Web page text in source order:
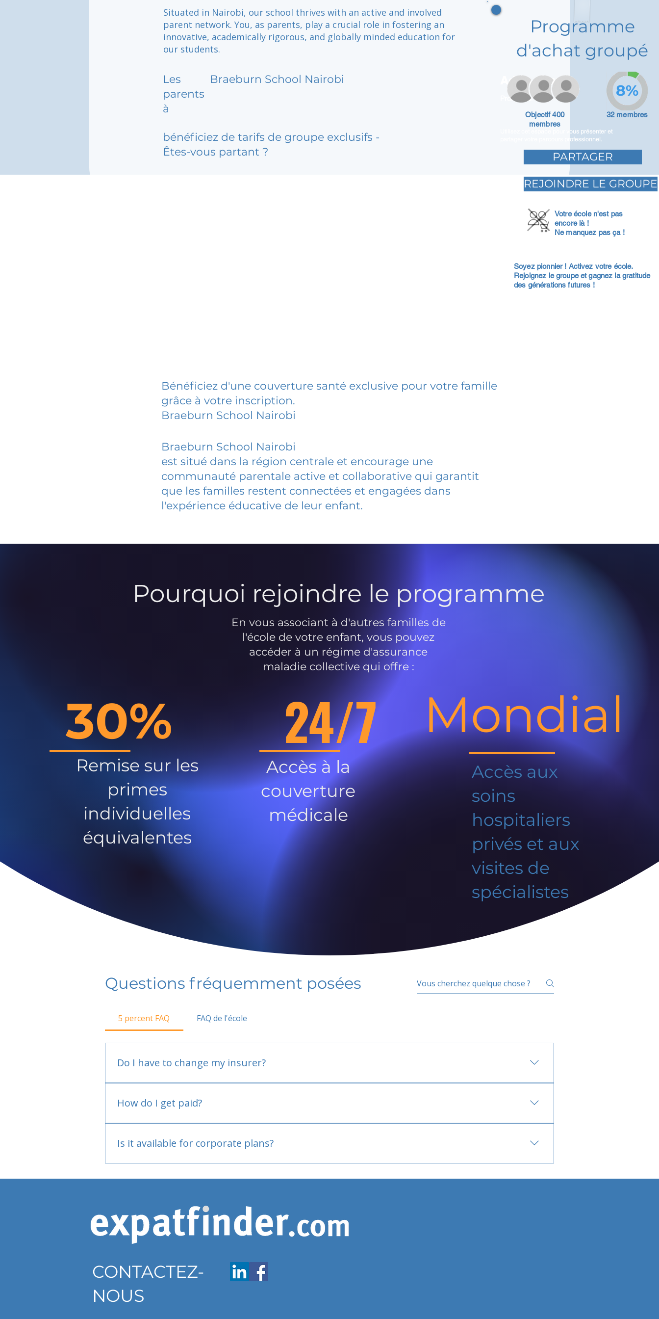
Situated in Nairobi, our school thrives with an active and involved
parent network. You, as parents, play a crucial role in fostering an
innovative, academically rigorous, and globally minded education for
our students.
Les
parents
à
Braeburn School Nairobi
bénéficiez de tarifs de groupe exclusifs -
Êtes-vous partant ?
Adam Caar
Promoteur
Utilisez cet espace pour vous présenter et
partager votre parcours professionnel.
Programme
d'achat groupé
Objectif 400
membres
32 membres
8%
PARTAGER
REJOINDRE LE GROUPE
Votre école n'est pas
encore là !
Ne manquez pas ça !
Soyez pionnier ! Activez votre école.
Rejoignez le groupe et gagnez la gratitude
des générations futures !
Bénéficiez d'une couverture santé exclusive pour votre famille
grâce à votre inscription.
Braeburn School Nairobi
Braeburn School Nairobi
est situé dans la région centrale et encourage une
communauté parentale active et collaborative qui garantit
que les familles restent connectées et engagées dans
l'expérience éducative de leur enfant.
Pourquoi rejoindre le programme
En vous associant à d'autres familles de
l'école de votre enfant, vous pouvez
accéder à un régime d'assurance
maladie collective qui offre :
30%
Remise sur les
primes
individuelles
équivalentes
24/7
Accès à la
couverture
médicale
Mondial
Accès aux
soins
hospitaliers
privés et aux
visites de
spécialistes
Questions fréquemment posées
5 percent FAQ FAQ de l'école
Do I have to change my insurer?
How do I get paid?
Is it available for corporate plans?
CONTACTEZ-
NOUS